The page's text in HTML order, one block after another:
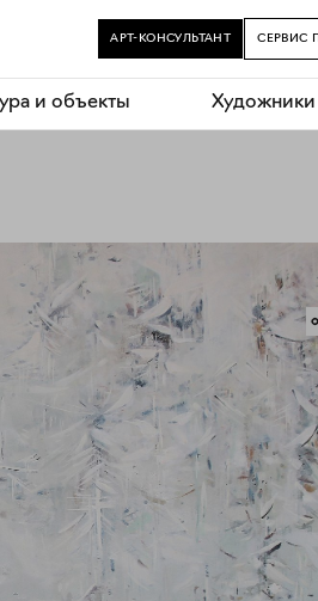
АРТ-КОНСУЛЬТАНТ СЕРВИС
и объекты Художники